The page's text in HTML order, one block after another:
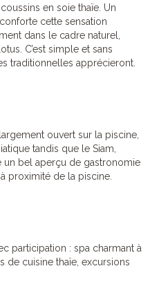
en soie thaïe. Un
cette sensation
dans le cadre naturel,
C’est simple et sans
traditionnelles apprécieront.
ouvert sur la piscine,
tandis que le Siam,
un bel aperçu de gastronomie
proximité de la piscine.
participation : spa charmant à
de cuisine thaïe, excursions